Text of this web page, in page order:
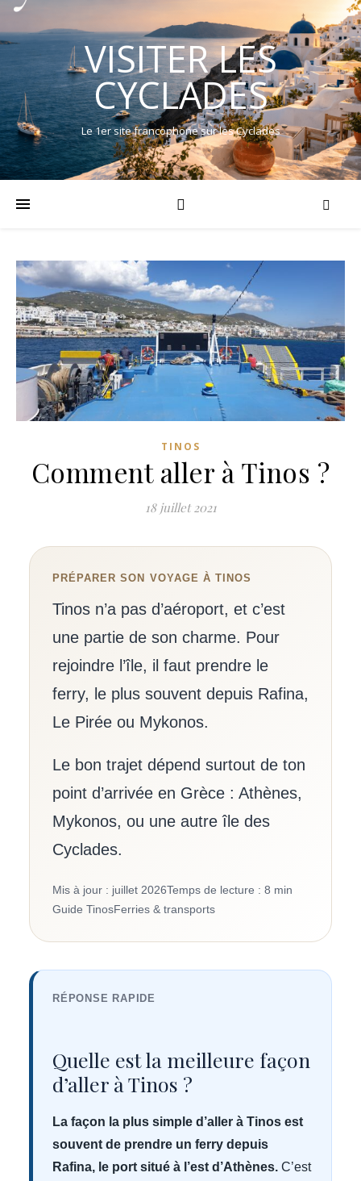
VISITER LES
CYCLADES
Le 1er site francophone sur les Cyclades
TINOS
Comment aller à Tinos ?
18 juillet 2021
PRÉPARER SON VOYAGE À TINOS
Tinos n’a pas d’aéroport, et c’est
une partie de son charme. Pour
rejoindre l’île, il faut prendre le
ferry, le plus souvent depuis Rafina,
Le Pirée ou Mykonos.
Le bon trajet dépend surtout de ton
point d’arrivée en Grèce : Athènes,
Mykonos, ou une autre île des
Cyclades.
Mis à jour : juillet 2026Temps de lecture : 8 min
Guide TinosFerries & transports
RÉPONSE RAPIDE
Quelle est la meilleure façon
d’aller à Tinos ?
La façon la plus simple d’aller à Tinos est
souvent de prendre un ferry depuis
Rafina, le port situé à l’est d’Athènes. C’est